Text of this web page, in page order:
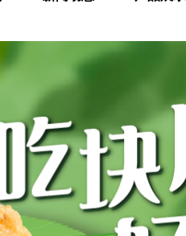
长 2023-05-16